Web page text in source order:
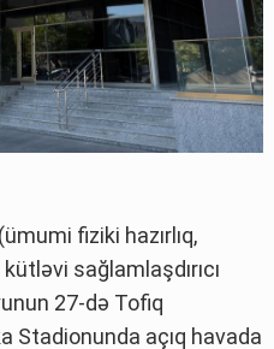
fiziki hazırlıq,
sağlamlaşdırıcı
27-də Tofiq
Stadionunda açıq havada